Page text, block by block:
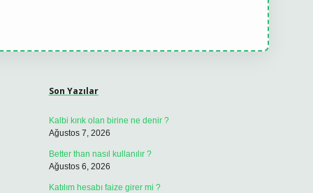
Son Yazılar
Kalbi kırık olan birine ne denir ?
Ağustos 7, 2026
Better than nasıl kullanılır ?
Ağustos 6, 2026
Katılım hesabı faize girer mi ?